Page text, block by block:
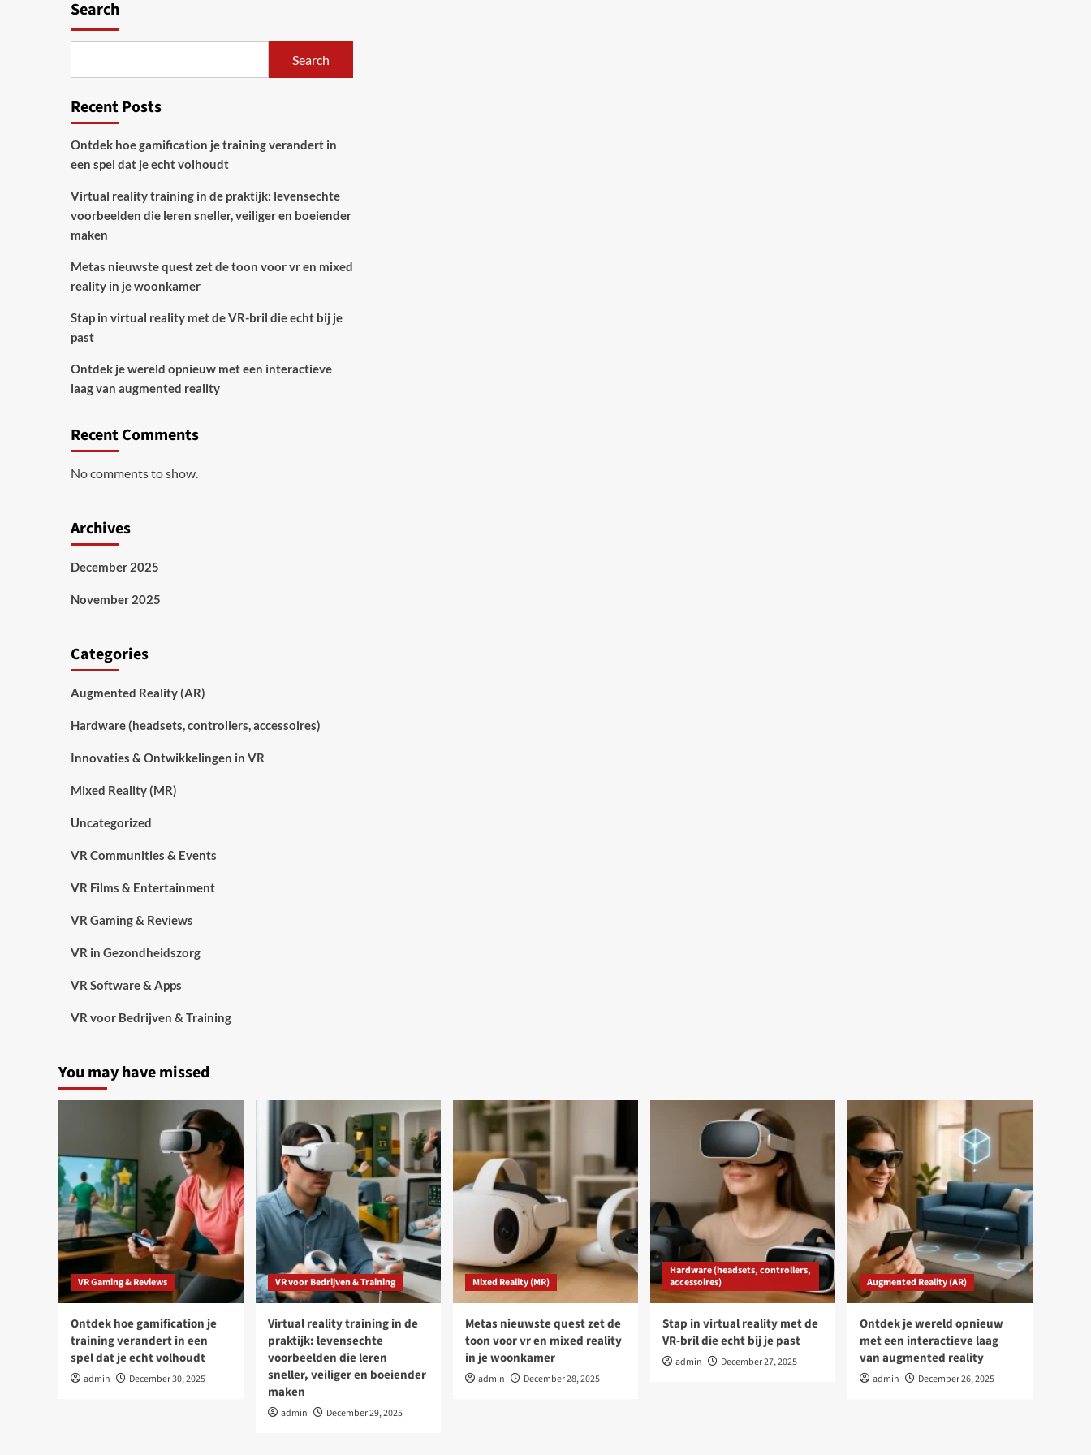
Search
Search
Recent Posts
Ontdek hoe gamification je training verandert in
een spel dat je echt volhoudt
Virtual reality training in de praktijk: levensechte
voorbeelden die leren sneller, veiliger en boeiender
maken
Metas nieuwste quest zet de toon voor vr en mixed
reality in je woonkamer
Stap in virtual reality met de VR-bril die echt bij je
past
Ontdek je wereld opnieuw met een interactieve
laag van augmented reality
Recent Comments
No comments to show.
Archives
December 2025
November 2025
Categories
Augmented Reality (AR)
Hardware (headsets, controllers, accessoires)
Innovaties & Ontwikkelingen in VR
Mixed Reality (MR)
Uncategorized
VR Communities & Events
VR Films & Entertainment
VR Gaming & Reviews
VR in Gezondheidszorg
VR Software & Apps
VR voor Bedrijven & Training
You may have missed
VR Gaming & Reviews
Ontdek hoe gamification je
training verandert in een
spel dat je echt volhoudt
admin December 30, 2025
VR voor Bedrijven & Training
Virtual reality training in de
praktijk: levensechte
voorbeelden die leren
sneller, veiliger en boeiender
maken
admin December 29, 2025
Mixed Reality (MR)
Metas nieuwste quest zet de
toon voor vr en mixed reality
in je woonkamer
admin December 28, 2025
Hardware (headsets, controllers,
accessoires)
Stap in virtual reality met de
VR-bril die echt bij je past
admin December 27, 2025
Augmented Reality (AR)
Ontdek je wereld opnieuw
met een interactieve laag
van augmented reality
admin December 26, 2025